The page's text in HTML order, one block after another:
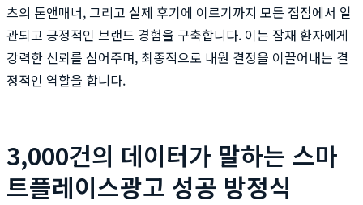
츠의 톤앤매너, 그리고 실제 후기에 이르기까지 모든 접점에서 일
관되고 긍정적인 브랜드 경험을 구축합니다. 이는 잠재 환자에게
강력한 신뢰를 심어주며, 최종적으로 내원 결정을 이끌어내는 결
정적인 역할을 합니다.
3,000건의 데이터가 말하는 스마
트플레이스광고 성공 방정식